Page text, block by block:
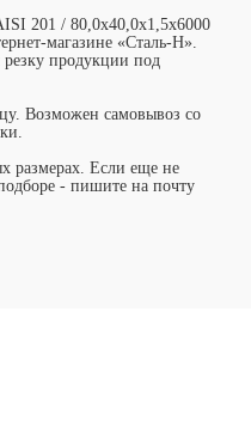
201 / 80,0х40,0х1,5х6000
магазине «Сталь-Н».
продукции под
Возможен самовывоз со
размерах. Если еще не
- пишите на почту